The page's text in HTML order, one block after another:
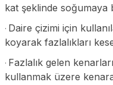
kat şeklinde soğumaya
· Daire çizimi için
koyarak fazlalıkları
· Fazlalık gelen
kullanmak üzere kenara